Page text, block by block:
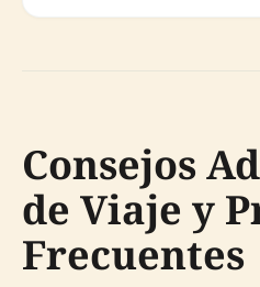
Consejos
de Viaje y
Frecuentes